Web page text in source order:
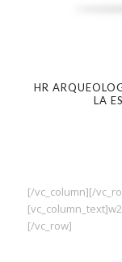
HR
LA
[/vc_column][/
[/vc_row]